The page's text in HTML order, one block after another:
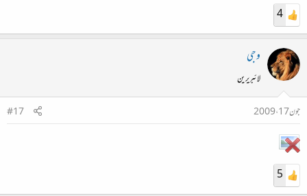
4
وجی
لائبریرین
جون 17، 2009
#17
5